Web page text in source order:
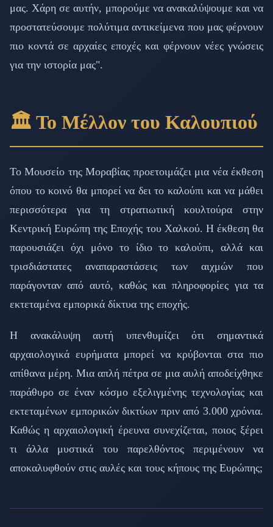
μας. Χάρη σε αυτήν, μπορούμε να ανακαλύψουμε και να
προστατεύσουμε πολύτιμα αντικείμενα που μας φέρνουν
πιο κοντά σε αρχαίες εποχές και φέρνουν νέες γνώσεις
για την ιστορία μας".
🏛️ Το Μέλλον του Καλουπιού
Το Μουσείο της Μοραβίας προετοιμάζει μια νέα έκθεση
όπου το κοινό θα μπορεί να δει το καλούπι και να μάθει
περισσότερα για τη στρατιωτική κουλτούρα στην
Κεντρική Ευρώπη της Εποχής του Χαλκού. Η έκθεση θα
παρουσιάζει όχι μόνο το ίδιο το καλούπι, αλλά και
τρισδιάστατες αναπαραστάσεις των αιχμών που
παράγονταν από αυτό, καθώς και πληροφορίες για τα
εκτεταμένα εμπορικά δίκτυα της εποχής.
Η ανακάλυψη αυτή υπενθυμίζει ότι σημαντικά
αρχαιολογικά ευρήματα μπορεί να κρύβονται στα πιο
απίθανα μέρη. Μια απλή πέτρα σε μια αυλή αποδείχθηκε
παράθυρο σε έναν κόσμο εξελιγμένης τεχνολογίας και
εκτεταμένων εμπορικών δικτύων πριν από 3.000 χρόνια.
Καθώς η αρχαιολογική έρευνα συνεχίζεται, ποιος ξέρει
τι άλλα μυστικά του παρελθόντος περιμένουν να
αποκαλυφθούν στις αυλές και τους κήπους της Ευρώπης;